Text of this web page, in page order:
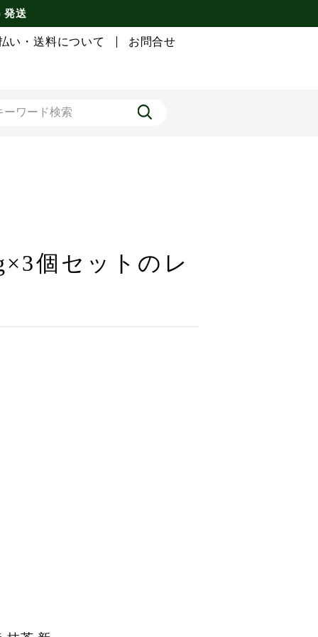
発送
い・送料について お問合せ
個セットのレ